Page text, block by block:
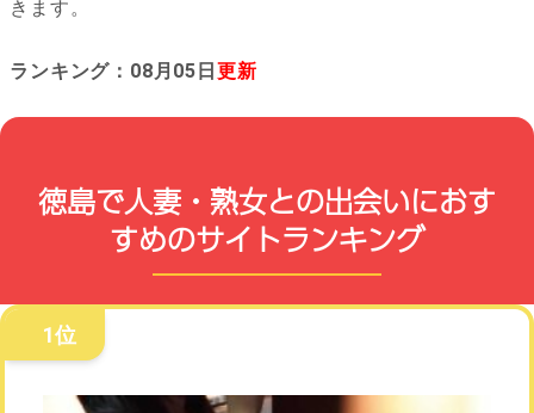
きます。
ランキング：08月05日 更新
徳島で人妻・熟女との出会いにおす
すめのサイトランキング
1位